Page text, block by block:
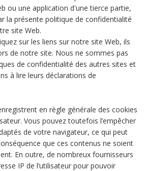
ou une application d'une tierce partie,
la présente politique de confidentialité
site Web.
sur les liens sur notre site Web, ils
de notre site. Nous ne sommes pas
de confidentialité des autres sites et
à lire leurs déclarations de
en règle générale des cookies
Vous pouvez toutefois l’empêcher
de votre navigateur, ce qui peut
que ces contenus ne soient
En outre, de nombreux fournisseurs
IP de l’utilisateur pour pouvoir